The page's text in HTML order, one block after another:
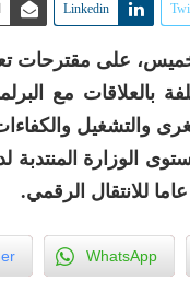
Linkedin
على مقترحات تعيين في
بالعلاقات مع
والتشغيل
المنتدبة
للانتقال الرقمي.
WhatsApp